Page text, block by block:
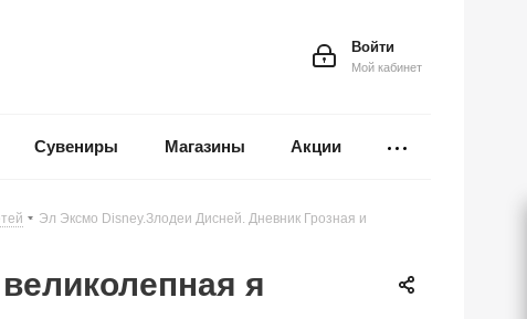
Войти
Мой кабинет
Сувениры Магазины Акции
- Эл Эксмо Disney.Злодеи Дисней. Дневник Грозная и
я